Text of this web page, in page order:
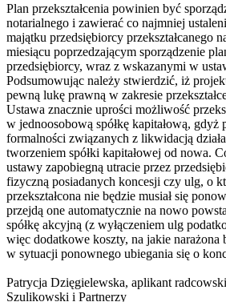
Plan przekształcenia powinien być
notarialnego i zawierać co najmniej
majątku przedsiębiorcy przekształcanego
miesiącu poprzedzającym sporządzenie
przedsiębiorcy, wraz z wskazanymi w
Podsumowując należy stwierdzić, iż
pewną lukę prawną w zakresie
Ustawa znacznie uprości możliwość
w jednoosobową spółkę kapitałową,
formalności związanych z likwidacją
tworzeniem spółki kapitałowej od nowa.
ustawy zapobiegną utracie przez
fizyczną posiadanych koncesji czy ulg, o
przekształcona nie będzie musiał się
przejdą one automatycznie na nowo
spółkę akcyjną (z wyłączeniem ulg
więc dodatkowe koszty, na jakie narażona
w sytuacji ponownego ubiegania się o
Patrycja Dzięgielewska, aplikant
Szulikowski i Partnerzy